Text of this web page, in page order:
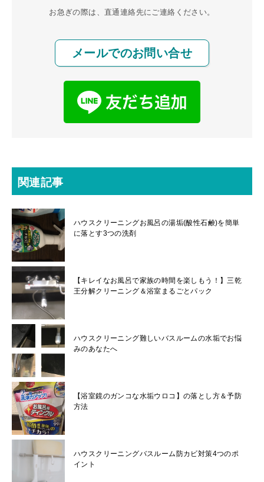
お急ぎの際は、直通連絡先にご連絡ください。
メールでのお問い合せ
関連記事
ハウスクリーニングお風呂の湯垢(酸性石鹸)を簡単
に落とす3つの洗剤
【キレイなお風呂で家族の時間を楽しもう！】三乾
王分解クリーニング＆浴室まるごとパック
ハウスクリーニング難しいバスルームの水垢でお悩
みのあなたへ
【浴室鏡のガンコな水垢ウロコ】の落とし方＆予防
方法
ハウスクリーニングバスルーム防カビ対策4つのポ
イント